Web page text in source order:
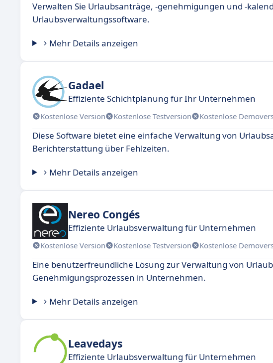
Verwalten Sie Urlaubsanträge, -genehmigungen und -
Urlaubsverwaltungssoftware.
Mehr Details anzeigen
Gadael
Effiziente Schichtplanung für Ihr Unternehmen
Kostenlose Version Kostenlose Testversion Kostenlose
Diese Software bietet eine einfache Verwaltung von
Berichterstattung über Fehlzeiten.
Mehr Details anzeigen
Nereo Congés
Effiziente Urlaubsverwaltung für Unternehmen
Kostenlose Version Kostenlose Testversion Kostenlose
Eine benutzerfreundliche Lösung zur Verwaltung von
Genehmigungsprozessen in Unternehmen.
Mehr Details anzeigen
Leavedays
Effiziente Urlaubsverwaltung für Unternehmen